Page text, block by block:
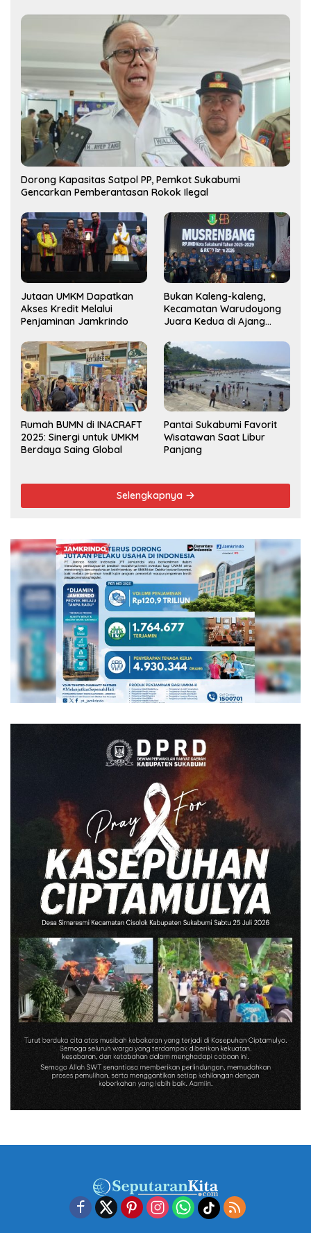
Dorong Kapasitas Satpol PP, Pemkot Sukabumi
Gencarkan Pemberantasan Rokok Ilegal
Jutaan UMKM Dapatkan
Akses Kredit Melalui
Penjaminan Jamkrindo
Bukan Kaleng-kaleng,
Kecamatan Warudoyong
Juara Kedua di Ajang
2025
Rumah BUMN di INACRAFT
2025: Sinergi untuk UMKM
Berdaya Saing Global
Pantai Sukabumi Favorit
Wisatawan Saat Libur
Panjang
Selengkapnya